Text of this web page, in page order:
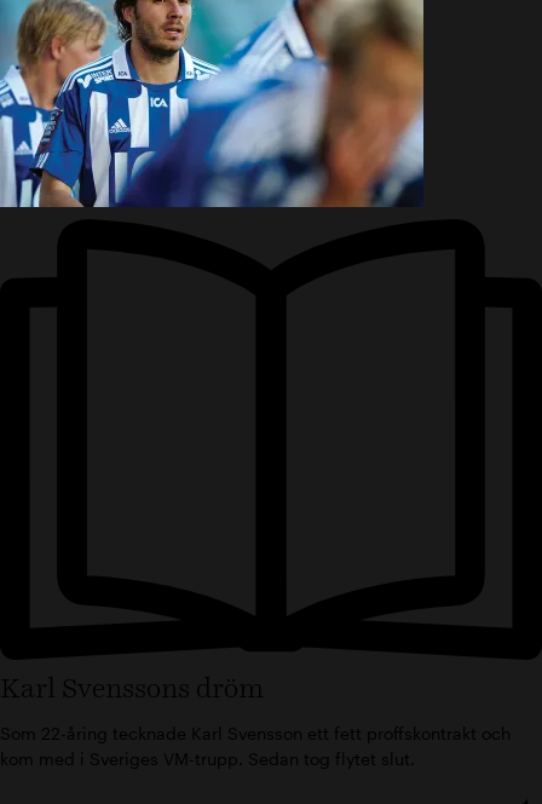
Karl Svenssons dröm
Som 22-åring tecknade Karl Svensson ett fett proffskontrakt och
kom med i Sveriges VM-trupp. Sedan tog flytet slut.